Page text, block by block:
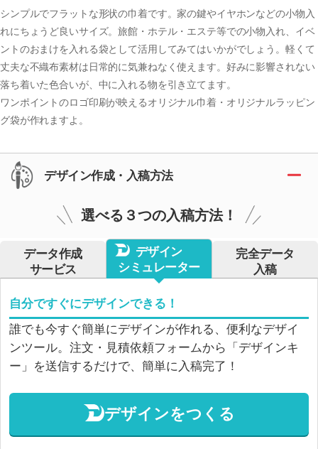
シンプルでフラットな形状の巾着です。家の鍵やイヤホンなどの小物入
れにちょうど良いサイズ。旅館・ホテル・エステ等での小物入れ、イベ
ントのおまけを入れる袋として活用してみてはいかがでしょう。軽くて
丈夫な不織布素材は日常的に気兼ねなく使えます。好みに影響されない
落ち着いた色合いが、中に入れる物を引き立てます。
ワンポイントのロゴ印刷が映えるオリジナル巾着・オリジナルラッピン
グ袋が作れますよ。
デザイン作成・入稿方法
選べる３つの入稿方法！
データ作成
サービス
デザイン
シミュレーター
完全データ
入稿
自分ですぐにデザインできる！
誰でも今すぐ簡単にデザインが作れる、便利なデザイ
ンツール。注文・見積依頼フォームから「デザインキ
ー」を送信するだけで、簡単に入稿完了！
デザインをつくる